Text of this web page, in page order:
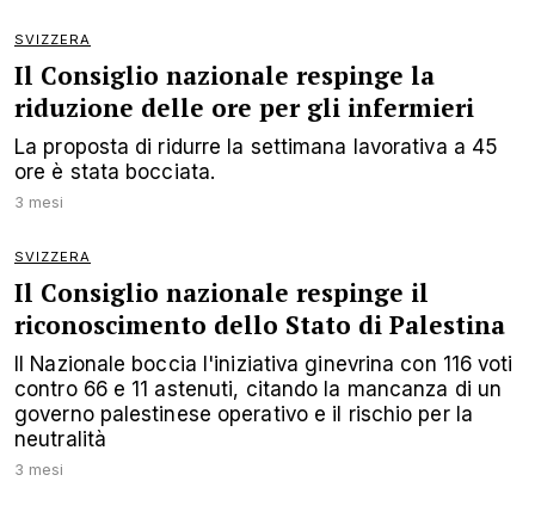
SVIZZERA
Il Consiglio nazionale respinge la
riduzione delle ore per gli infermieri
La proposta di ridurre la settimana lavorativa a 45
ore è stata bocciata.
3 mesi
SVIZZERA
Il Consiglio nazionale respinge il
riconoscimento dello Stato di Palestina
Il Nazionale boccia l'iniziativa ginevrina con 116 voti
contro 66 e 11 astenuti, citando la mancanza di un
governo palestinese operativo e il rischio per la
neutralità
3 mesi